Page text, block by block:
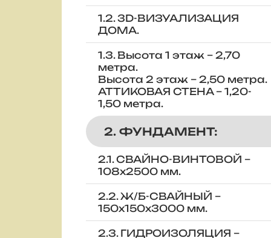
1.2. 3D-ВИЗУАЛИЗАЦИЯ
ДОМА.
1.3. Высота 1 этаж – 2,70
метра.
Высота 2 этаж – 2,50 метра.
АТТИКОВАЯ СТЕНА – 1,20-
1,50 метра.
2. ФУНДАМЕНТ:
2.1. СВАЙНО-ВИНТОВОЙ –
108х2500 мм.
2.2. Ж/Б-СВАЙНЫЙ –
150х150х3000 мм.
2.3. ГИДРОИЗОЛЯЦИЯ –